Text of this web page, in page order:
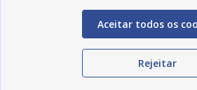
Aceitar todos os
Rejeitar